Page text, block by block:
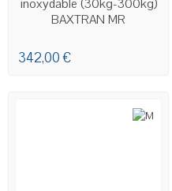
inoxydable (30kg-300kg)
BAXTRAN MR
342,00 €